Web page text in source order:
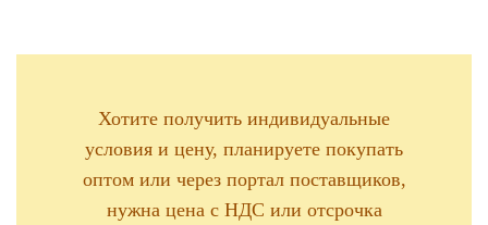
Хотите получить индивидуальные
условия и цену, планируете покупать
оптом или через портал поставщиков,
нужна цена с НДС или отсрочка